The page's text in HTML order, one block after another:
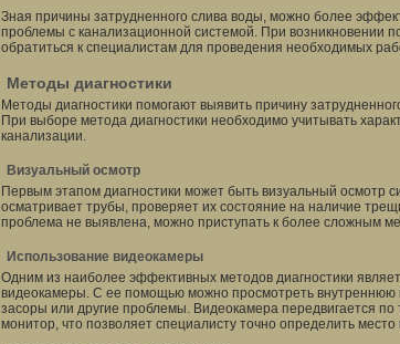
Зная причины затрудненного слива воды, можно более
проблемы с канализационной системой. При возникновении
обратиться к специалистам для проведения необходимых
Методы диагностики
Методы диагностики помогают выявить причину
При выборе метода диагностики необходимо учитывать
канализации.
Визуальный осмотр
Первым этапом диагностики может быть визуальный осмотр
осматривает трубы, проверяет их состояние на наличие
проблема не выявлена, можно приступать к более сложным
Использование видеокамеры
Одним из наиболее эффективных методов диагностики
видеокамеры. С ее помощью можно просмотреть внутреннюю
засоры или другие проблемы. Видеокамера передвигается
монитор, что позволяет специалисту точно определить